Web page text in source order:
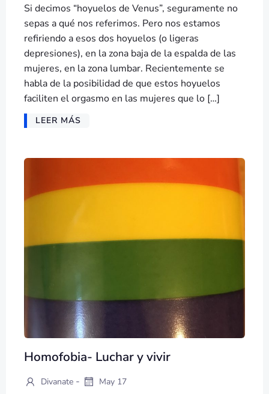
Si decimos “hoyuelos de Venus”, seguramente no
sepas a qué nos referimos. Pero nos estamos
refiriendo a esos dos hoyuelos (o ligeras
depresiones), en la zona baja de la espalda de las
mujeres, en la zona lumbar. Recientemente se
habla de la posibilidad de que estos hoyuelos
faciliten el orgasmo en las mujeres que lo […]
LEER MÁS
Homofobia- Luchar y vivir
Divanate - May 17